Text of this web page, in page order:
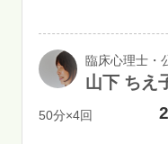
臨床心理士・
山下 ちえ
50分×4回